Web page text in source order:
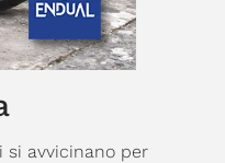
si avvicinano per